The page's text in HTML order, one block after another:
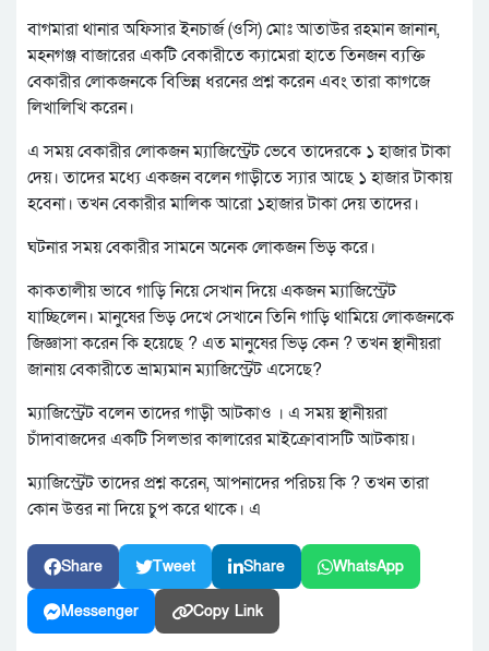
বাগমারা থানার অফিসার ইনচার্জ (ওসি) মোঃ আতাউর রহমান জানান,
মহনগঞ্জ বাজারের একটি বেকারীতে ক্যামেরা হাতে তিনজন ব্যক্তি
বেকারীর লোকজনকে বিভিন্ন ধরনের প্রশ্ন করেন এবং তারা কাগজে
লিখালিখি করেন।
এ সময় বেকারীর লোকজন ম্যাজিস্ট্রেট ভেবে তাদেরকে ১ হাজার টাকা
দেয়। তাদের মধ্যে একজন বলেন গাড়ীতে স্যার আছে ১ হাজার টাকায়
হবেনা। তখন বেকারীর মালিক আরো ১হাজার টাকা দেয় তাদের।
ঘটনার সময় বেকারীর সামনে অনেক লোকজন ভিড় করে।
কাকতালীয় ভাবে গাড়ি নিয়ে সেখান দিয়ে একজন ম্যাজিস্ট্রেট
যাচ্ছিলেন। মানুষের ভিড় দেখে সেখানে তিনি গাড়ি থামিয়ে লোকজনকে
জিজ্ঞাসা করেন কি হয়েছে ? এত মানুষের ভিড় কেন ? তখন স্থানীয়রা
জানায় বেকারীতে ভ্রাম্যমান ম্যাজিস্ট্রেট এসেছে?
ম্যাজিস্ট্রেট বলেন তাদের গাড়ী আটকাও । এ সময় স্থানীয়রা
চাঁদাবাজদের একটি সিলভার কালারের মাইক্রোবাসটি আটকায়।
ম্যাজিস্ট্রেট তাদের প্রশ্ন করেন, আপনাদের পরিচয় কি ? তখন তারা
কোন উত্তর না দিয়ে চুপ করে থাকে। এ
Share Tweet Share WhatsApp
Messenger Copy Link